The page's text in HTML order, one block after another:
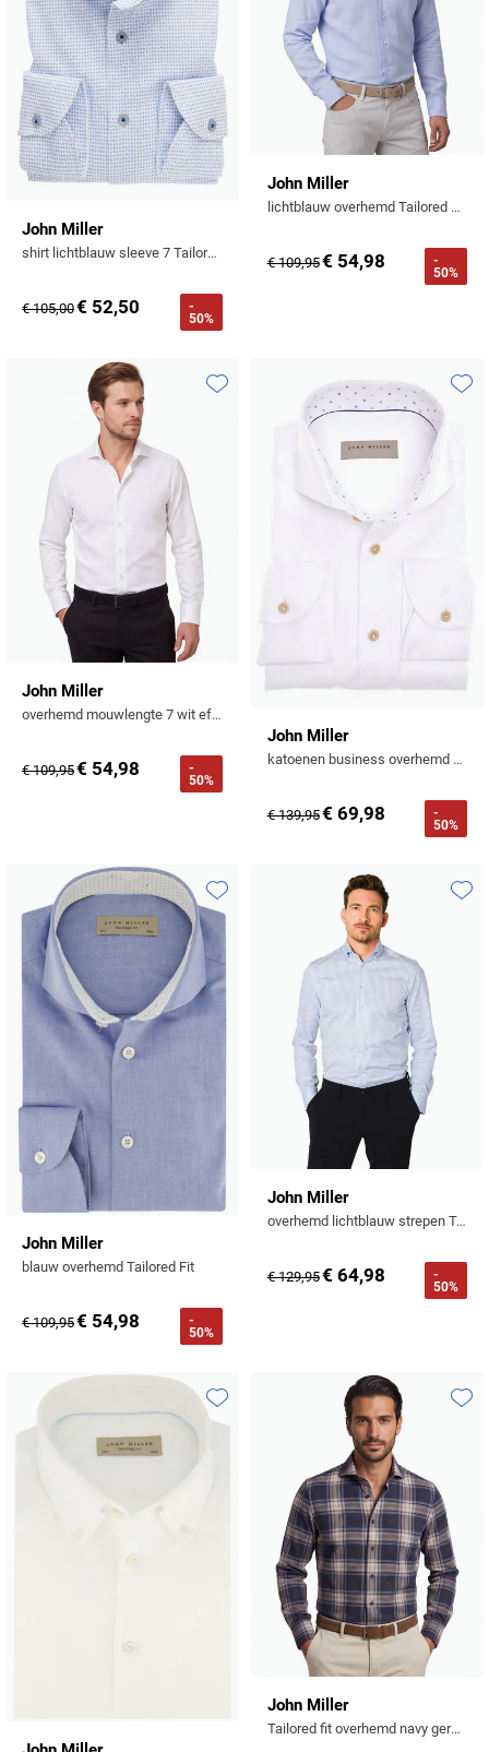
John Miller
shirt lichtblauw sleeve 7 Tailored Fit
€ 105,00€ 52,50
-
50%
John Miller
lichtblauw overhemd Tailored Fit gemêleerd
€ 109,95€ 54,98
-
50%
John Miller
overhemd mouwlengte 7 wit effen
€ 109,95€ 54,98
-
50%
Toevoegen aan favorieten
John Miller
katoenen business overhemd normale fit wit
€ 139,95€ 69,98
-
50%
John Miller
blauw overhemd Tailored Fit
€ 109,95€ 54,98
-
50%
Toevoegen aan favorieten
John Miller
overhemd lichtblauw strepen Tailored Fit
€ 129,95€ 64,98
-
50%
Toevoegen aan favorieten
John Miller
Tailored fit overhemd navy geruit lange mouw